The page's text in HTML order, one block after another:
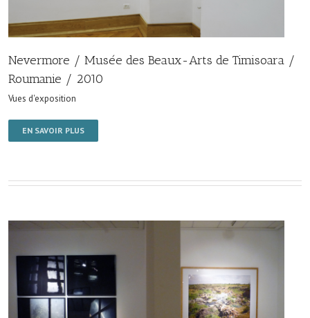
Nevermore / Musée des Beaux-Arts de Timisoara /
Roumanie / 2010
Vues d'exposition
EN SAVOIR PLUS